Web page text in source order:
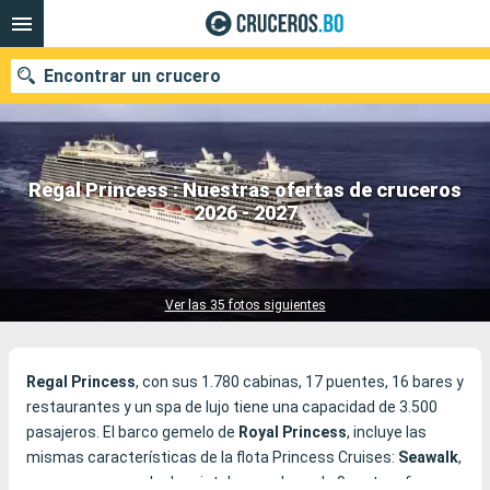
Regal Princess : Nuestras ofertas de cruceros
2026 - 2027
122 cruceros encontrados
Ver las 35 fotos siguientes
Encontrar un crucero
Nuestros destinos
Fecha de salida
Regal Princess, con sus 1.780 cabinas, 17 puentes, 16 bares y
restaurantes y un spa de lujo tiene una capacidad de 3.500
pasajeros. El barco gemelo de Royal Princess, incluye las
mismas características de la flota Princess Cruises: Seawalk,
un paseo con suelo de cristal que sobresale 9 metros fuera